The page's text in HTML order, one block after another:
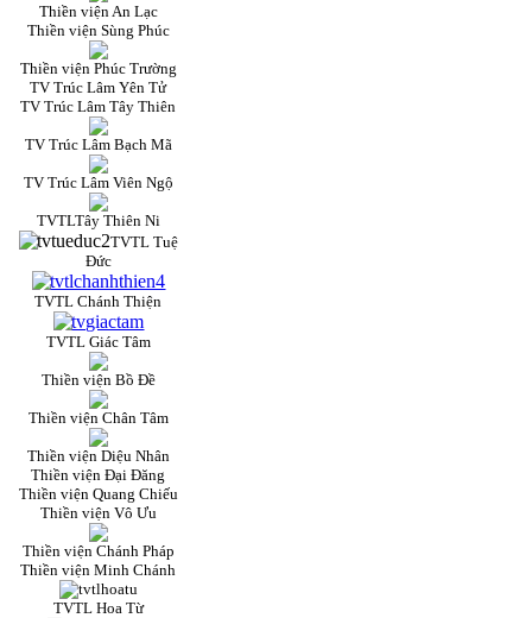
Thiền viện An Lạc
Thiền viện Sùng Phúc
Thiền viện Phúc Trường
TV Trúc Lâm Yên Tử
TV Trúc Lâm Tây Thiên
TV Trúc Lâm Bạch Mã
TV Trúc Lâm Viên Ngộ
TVTLTây Thiên Ni
TVTL Tuệ
Đức
TVTL Chánh Thiện
TVTL Giác Tâm
Thiền viện Bồ Đề
Thiền viện Chân Tâm
Thiền viện Diệu Nhân
Thiền viện Đại Đăng
Thiền viện Quang Chiếu
Thiền viện Vô Ưu
Thiền viện Chánh Pháp
Thiền viện Minh Chánh
TVTL Hoa Từ